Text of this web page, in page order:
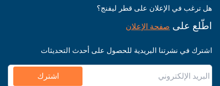
هل ترغب في الإعلان على قطر ليفنج؟
اطّلع على صفحة الإعلان
اشترك في نشرتنا البريدية للحصول على أحدث التحديثات
اشترك